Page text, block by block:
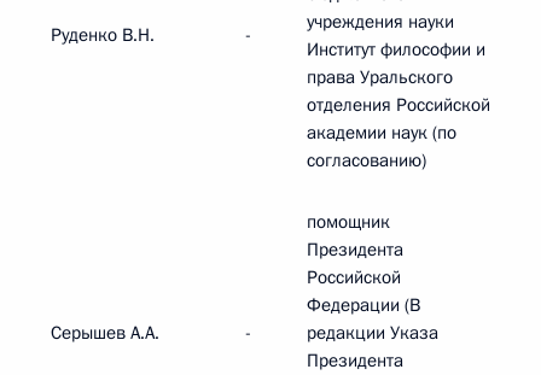
Руденко В.Н. -
учреждения науки
Институт философии и
права Уральского
отделения Российской
академии наук (по
согласованию)
Серышев А.А. -
помощник
Президента
Российской
Федерации (В
редакции Указа
Президента